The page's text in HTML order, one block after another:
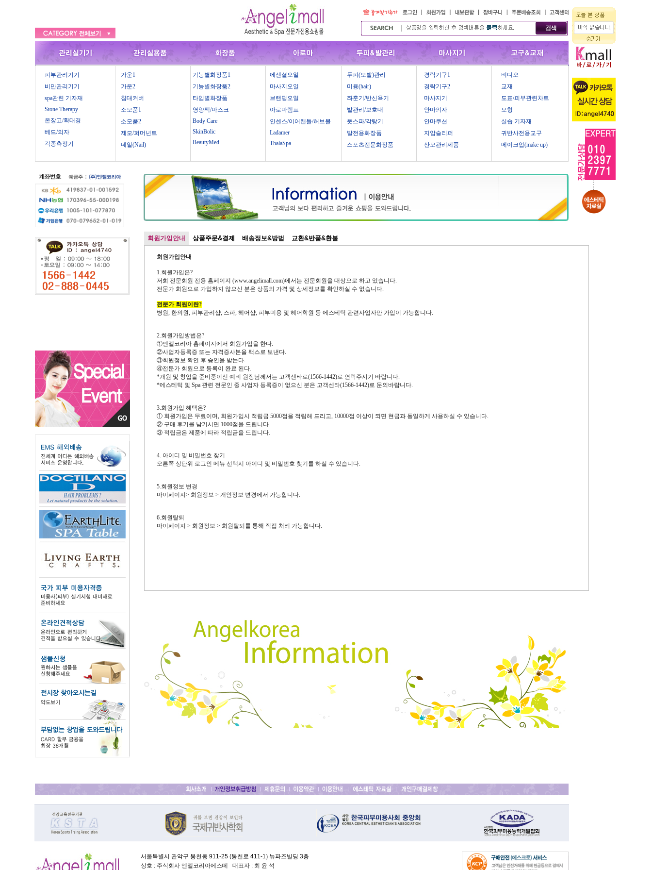
피부관리기기
비만관리기기
spa관련 기자재
Stone Therapy
온장고/확대경
베드/의자
각종측정기
가운1
가운2
침대커버
소모품1
소모품2
제모/퍼머넌트
네일(Nail)
기능별화장품1
기능별화장품2
타입별화장품
영양팩/마스크
Body Care
SkinBolic
BeautyMed
에센셜오일
마사지오일
브랜딩오일
아로마램프
인센스/이어캔들/허브볼
Ladamer
ThalaSpa
두피(모발)관리
미용(hair)
좌훈기/반신욕기
발관리/보호대
풋스파/각탕기
발전용화장품
스포츠전문화장품
경락기구1
경락기구2
마사지기
안마의자
안마쿠션
지압슬리퍼
산모관리제품
비디오
교재
도표/피부관련차트
모형
실습 기자재
귀반사전용교구
메이크업(make up)
회원가입안내 상품주문&결제 배송정보&방법 교환&반품&환불
회원가입안내
1.회원가입은?
저희 전문회원 전용 홈페이지 (www.angelimall.com)에서는 전문회원을 대상으로 하고 있습니다.
전문가 회원으로 가입하지 않으신 분은 상품의 가격 및 상세정보를 확인하실 수 없습니다.
전문가 회원이란?
병원, 한의원, 피부관리샵, 스파, 헤어샵, 피부미용 및 헤어학원 등 에스테틱 관련사업자만 가입이 가능합니다.
2.회원가입방법은?
①엔젤코리아 홈페이지에서 회원가입을 한다.
②사업자등록증 또는 자격증사본을 팩스로 보낸다.
③회원정보 확인 후 승인을 받는다.
④전문가 회원으로 등록이 완료 된다.
*개원 및 창업을 준비중이신 예비 원장님께서는 고객센타로(1566-1442)로 연락주시기 바랍니다.
*에스테틱 및 Spa 관련 전문인 중 사업자 등록증이 없으신 분은 고객센타(1566-1442)로 문의바랍니다.
3.회원가입 혜택은?
① 회원가입은 무료이며, 회원가입시 적립금 5000점을 적립해 드리고, 10000점 이상이 되면 현금과 동일하게 사용하실 수 있습니다.
② 구매 후기를 남기시면 1000점을 드립니다.
③ 적립금은 제품에 따라 적립금을 드립니다.
4. 아이디 및 비밀번호 찾기
오른쪽 상단위 로그인 메뉴 선택시 아이디 및 비밀번호 찾기를 하실 수 있습니다.
5.회원정보 변경
마이페이지> 회원정보 > 개인정보 변경에서 가능합니다.
6.회원탈퇴
마이페이지 > 회원정보 > 회원탈퇴를 통해 직접 처리 가능합니다.
서울특별시 관악구 봉천동 911-25 (봉천로 411-1)뉴파즈빌딩 3층
상호 : 주식회사 엔젤코리아에스떼 대표자 : 최 윤 석